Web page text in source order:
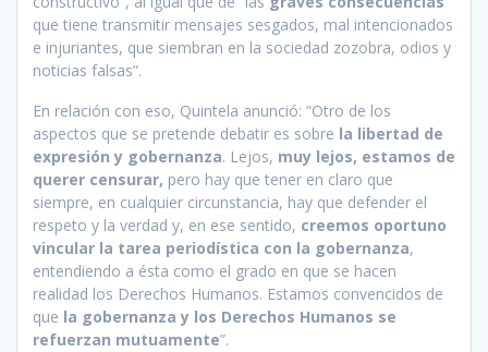
que tiene transmitir mensajes sesgados, mal intencionados
e injuriantes, que siembran en la sociedad zozobra, odios y
noticias falsas”.
En relación con eso, Quintela anunció: “Otro de los
aspectos que se pretende debatir es sobre la libertad de
expresión y gobernanza. Lejos, muy lejos, estamos de
querer censurar, pero hay que tener en claro que
siempre, en cualquier circunstancia, hay que defender el
respeto y la verdad y, en ese sentido, creemos oportuno
vincular la tarea periodística con la gobernanza,
entendiendo a ésta como el grado en que se hacen
realidad los Derechos Humanos. Estamos convencidos de
que la gobernanza y los Derechos Humanos se
refuerzan mutuamente”.